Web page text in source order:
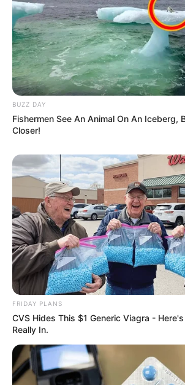
Le Tirage gagnant du
en or de Logic-Prono
Les meilleurs de ces pronostics sont
nouvelle version du logiciel 100 %
Prono V3. Vous n’avez plus qu’à les
l’unique et super logiciel du Tiercé
jour en fera la synthèse, ce qui sera
meilleur pronostic PMU gagnant.
BUZZ DAY
Fishermen See An Animal On An Iceberg,
Closer!
FRIDAY PLANS
CVS Hides This $1 Generic Viagra -
Really In.